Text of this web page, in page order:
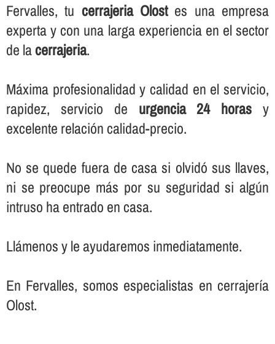
Fervalles, tu cerrajeria Olostes una empresa
experta y con una larga experiencia en el sector
de lacerrajeria.
Máxima profesionalidad y calidad en el servicio,
rapidez, servicio de urgencia 24 horas y
excelente relación calidad-precio.
No se quede fuera de casa si olvidó sus llaves,
ni se preocupe más por su seguridad si algún
intruso ha entrado en casa.
Llámenos y le ayudaremos inmediatamente.
En Fervalles, somos especialistas en cerrajerí­a
Olost.